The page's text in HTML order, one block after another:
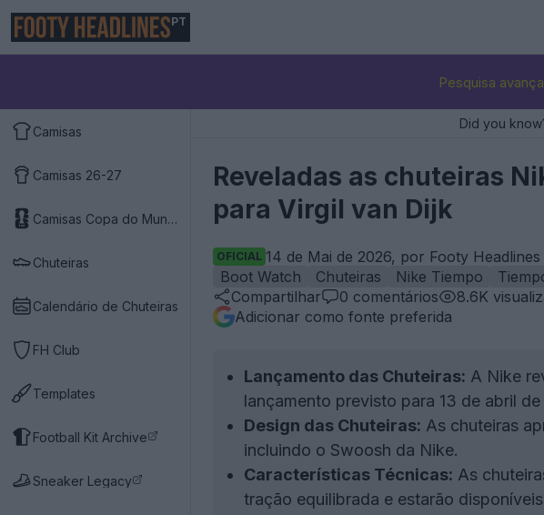
PT
Pesquisa
Camisas
Camisas 26-27
Camisas Copa do Mundo 2026
Chuteiras
Calendário de Chuteiras
FH Club
Templates
Football Kit Archive
Sneaker Legacy
Did you
Reveladas as chuteiras
para Virgil van Dijk
OFICIAL 14 de Mai de 2026, por Footy Headlines
Boot Watch
Chuteiras Nike Tiempo
Compartilhar
0 comentários 8.6K
Adicionar como fonte preferida
Lançamento das Chuteiras: A Nike
lançamento previsto para 13 de abril
Design das Chuteiras: As chuteiras
incluindo o Swoosh da Nike.
Características Técnicas: As
tração equilibrada e estarão